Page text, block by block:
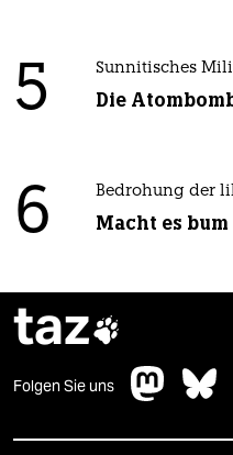
5 Sunnitisches
Die
6 Bedrohung der
Macht es
taz
Folgen Sie uns